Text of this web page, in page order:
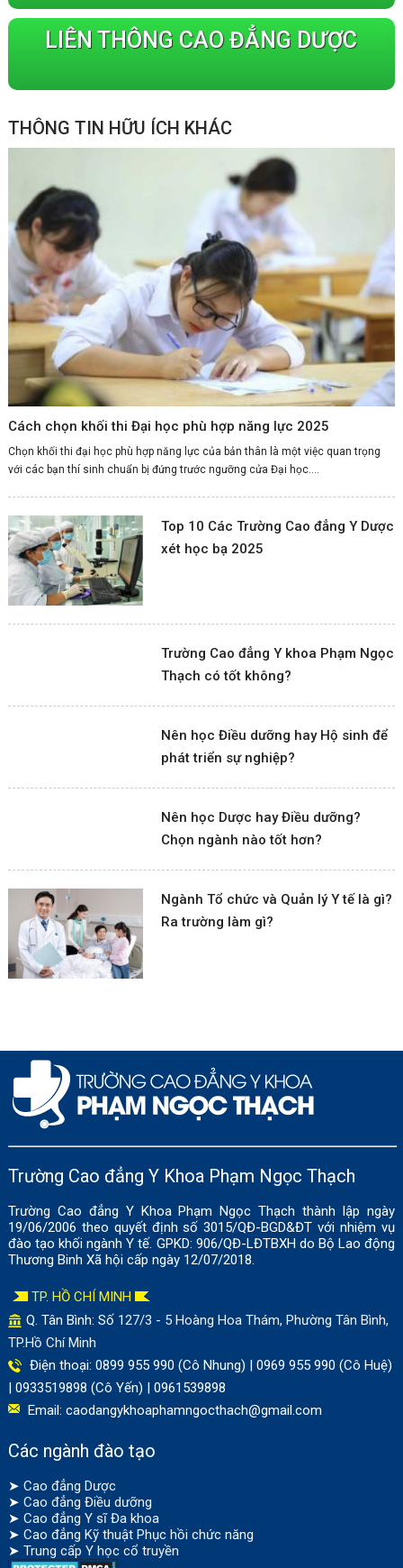
LIÊN THÔNG CAO ĐẲNG DƯỢC
THÔNG TIN HỮU ÍCH KHÁC
Cách chọn khối thi Đại học phù hợp năng lực 2025
Chọn khối thi đại học phù hợp năng lực của bản thân là một việc quan trọng
với các bạn thí sinh chuẩn bị đứng trước ngưỡng cửa Đại học....
Top 10 Các Trường Cao đẳng Y Dược
xét học bạ 2025
Trường Cao đẳng Y khoa Phạm Ngọc
Thạch có tốt không?
Nên học Điều dưỡng hay Hộ sinh để
phát triển sự nghiệp?
Nên học Dược hay Điều dưỡng?
Chọn ngành nào tốt hơn?
Ngành Tổ chức và Quản lý Y tế là gì?
Ra trường làm gì?
Trường Cao đẳng Y Khoa Phạm Ngọc Thạch
Trường Cao đẳng Y Khoa Phạm Ngọc Thạch thành lập ngày
19/06/2006 theo quyết định số 3015/QĐ-BGD&ĐT với nhiệm vụ
đào tạo khối ngành Y tế. GPKD: 906/QĐ-LĐTBXH do Bộ Lao động
Thương Binh Xã hội cấp ngày 12/07/2018.
TP. HỒ CHÍ MINH
Q. Tân Bình: Số 127/3 - 5 Hoàng Hoa Thám, Phường Tân Bình,
TP.Hồ Chí Minh
Điện thoại: 0899 955 990 (Cô Nhung) | 0969 955 990 (Cô Huệ)
| 0933519898 (Cô Yến) | 0961539898
Email: caodangykhoaphamngocthach@gmail.com
Các ngành đào tạo
➤ Cao đẳng Dược
➤ Cao đẳng Điều dưỡng
➤ Cao đẳng Y sĩ Đa khoa
➤ Cao đẳng Kỹ thuật Phục hồi chức năng
➤ Trung cấp Y học cổ truyền